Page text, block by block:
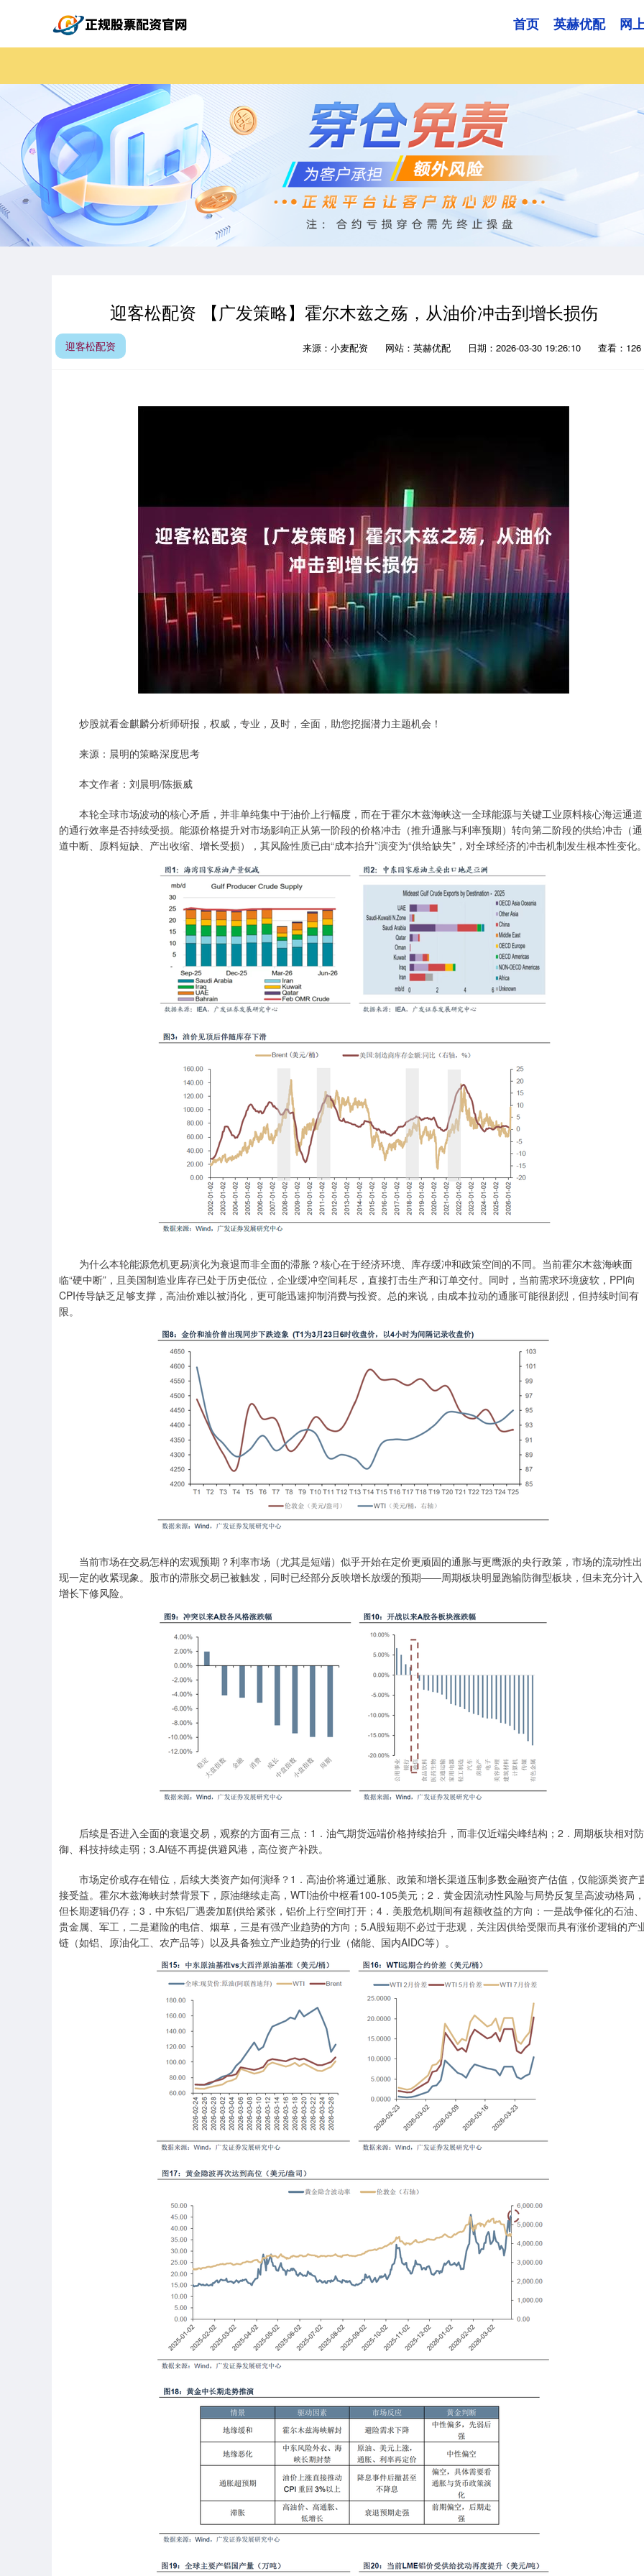
首页 英赫优配 网
迎客松配资 【广发策略】霍尔木兹之殇，从油价冲击到增长损伤
迎客松配资 来源：小麦配资 网站：英赫优配 日期：2026-03-30 19:26:10 查看：126
炒股就看金麒麟分析师研报，权威，专业，及时，全面，助您挖掘潜力主题机会！
来源：晨明的策略深度思考
本文作者：刘晨明/陈振威
本轮全球市场波动的核心矛盾，并非单纯集中于油价上行幅度，而在于霍尔木兹海峡这一全球能源与关键工业原料核心海运通道
的通行效率是否持续受损。能源价格提升对市场影响正从第一阶段的价格冲击（推升通胀与利率预期）转向第二阶段的供给冲击（通
道中断、原料短缺、产出收缩、增长受损），其风险性质已由“成本抬升”演变为“供给缺失”，对全球经济的冲击机制发生根本性变化。
为什么本轮能源危机更易演化为衰退而非全面的滞胀？核心在于经济环境、库存缓冲和政策空间的不同。当前霍尔木兹海峡面
临“硬中断”，且美国制造业库存已处于历史低位，企业缓冲空间耗尽，直接打击生产和订单交付。同时，当前需求环境疲软，PPI向
CPI传导缺乏足够支撑，高油价难以被消化，更可能迅速抑制消费与投资。总的来说，由成本拉动的通胀可能很剧烈，但持续时间有
限。
当前市场在交易怎样的宏观预期？利率市场（尤其是短端）似乎开始在定价更顽固的通胀与更鹰派的央行政策，市场的流动性出
现一定的收紧现象。股市的滞胀交易已被触发，同时已经部分反映增长放缓的预期——周期板块明显跑输防御型板块，但未充分计入
增长下修风险。
后续是否进入全面的衰退交易，观察的方面有三点：1．油气期货远端价格持续抬升，而非仅近端尖峰结构；2．周期板块相对防
御、科技持续走弱；3.AI链不再提供避风港，高位资产补跌。
市场定价或存在错位，后续大类资产如何演绎？1．高油价将通过通胀、政策和增长渠道压制多数金融资产估值，仅能源类资产
接受益。霍尔木兹海峡封禁背景下，原油继续走高，WTI油价中枢看100-105美元；2．黄金因流动性风险与局势反复呈高波动格局，
但长期逻辑仍存；3．中东铝厂遇袭加剧供给紧张，铝价上行空间打开；4．美股危机期间有超额收益的方向：一是战争催化的石油、
贵金属、军工，二是避险的电信、烟草，三是有强产业趋势的方向；5.A股短期不必过于悲观，关注因供给受限而具有涨价逻辑的产
链（如铝、原油化工、农产品等）以及具备独立产业趋势的行业（储能、国内AIDC等）。